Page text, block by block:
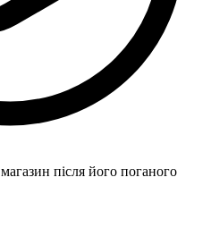
магазин після його поганого